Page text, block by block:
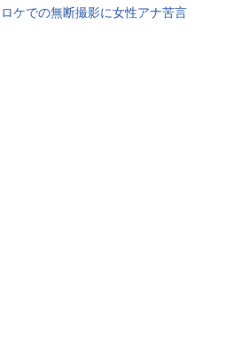
ロケでの無断撮影に女性アナ苦言